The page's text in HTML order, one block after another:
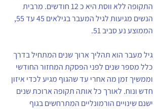
התקופה ללא ווסת היא כ 12 חודשים. מרבית
הנשים מגיעות לגיל המעבר בגילאים 45 עד 55,
הממוצע נע סביב 51.
גיל מעבר הוא תהליך ארוך שנים המתחיל בדרך
כלל מספר שנים לפני הפסקת המחזור החודשי
וממשיך זמן מה אחרי עד שהגוף מגיע לכדי איזון
חדש ונוח. לאורך כל אותה תקופה ארוכת שנים
ישנם שינויים הורמונליים המתרחשים בגוף